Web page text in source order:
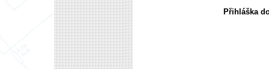
Přihláška